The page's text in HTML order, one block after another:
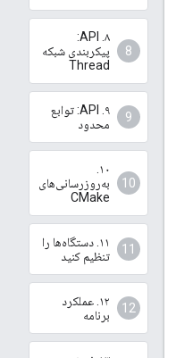
۸. API:
پیکربندی شبکه
Thread
۹. API: توابع
محدود
به‌روزرسانی‌های
CMake
۱۱. دستگاه‌ها را
تنظیم کنید
۱۲. عملکرد
برنامه